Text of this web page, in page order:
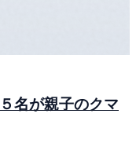
名が親子のクマ